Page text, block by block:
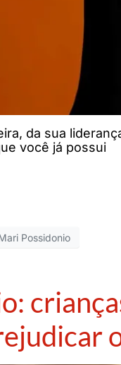
da sua
você já possui
Possidonio